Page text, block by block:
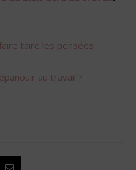
taire les pensées
au travail ?